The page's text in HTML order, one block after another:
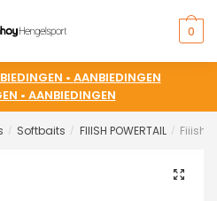
0
• AANBIEDINGEN
• AANBIEDINGEN
/ Softbaits / FIIISH POWERTAIL / Fiiish
🔍